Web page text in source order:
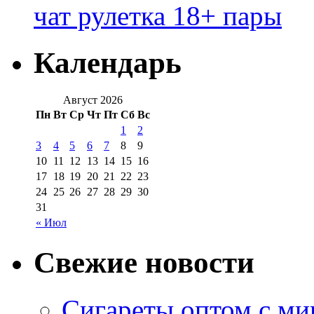
чат рулетка 18+ пары
Календарь
Август 2026
Пн Вт Ср Чт Пт Сб Вс
« Июл
1
2
3
4 5 6 7 8
9
10 11 12 13 14 15 16
17 18 19 20 21 22 23
24 25 26 27 28 29 30
31
Свежие новости